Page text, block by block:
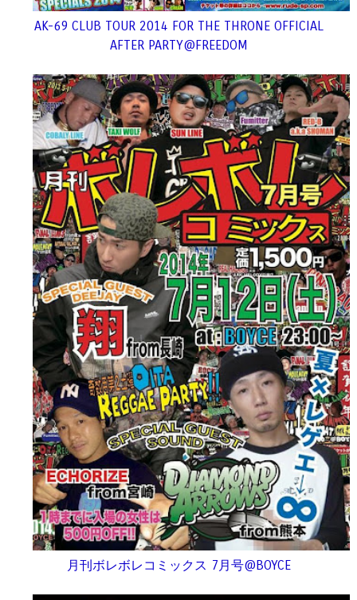
AK-69 CLUB TOUR 2014 FOR THE THRONE OFFICIAL
AFTER PARTY@FREEDOM
月刊ボレボレコミックス 7月号@BOYCE